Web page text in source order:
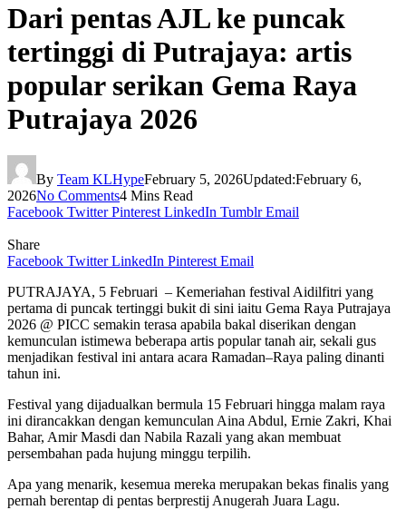
Dari pentas AJL ke puncak
tertinggi di Putrajaya: artis
popular serikan Gema Raya
Putrajaya 2026
By Team KLHypeFebruary 5, 2026Updated:February 6,
2026No Comments4 Mins Read
Facebook Twitter Pinterest LinkedIn Tumblr Email
Share
Facebook Twitter LinkedIn Pinterest Email
PUTRAJAYA, 5 Februari – Kemeriahan festival Aidilfitri yang
pertama di puncak tertinggi bukit di sini iaitu Gema Raya Putrajaya
2026 @ PICC semakin terasa apabila bakal diserikan dengan
kemunculan istimewa beberapa artis popular tanah air, sekali gus
menjadikan festival ini antara acara Ramadan–Raya paling dinanti
tahun ini.
Festival yang dijadualkan bermula 15 Februari hingga malam raya
ini dirancakkan dengan kemunculan Aina Abdul, Ernie Zakri, Khai
Bahar, Amir Masdi dan Nabila Razali yang akan membuat
persembahan pada hujung minggu terpilih.
Apa yang menarik, kesemua mereka merupakan bekas finalis yang
pernah berentap di pentas berprestij Anugerah Juara Lagu.